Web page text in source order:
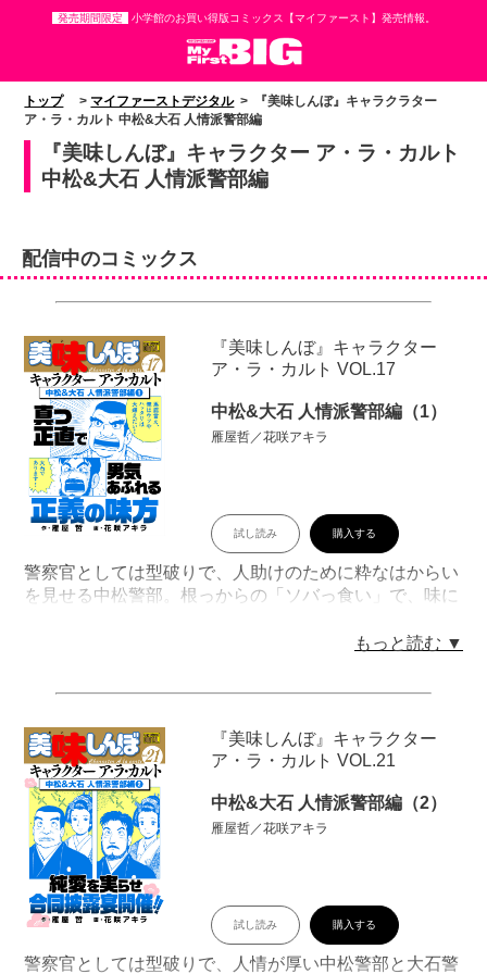
発売期間限定 小学館のお買い得版コミックス【マイファースト】発売情報。
トップ> マイファーストデジタル> 『美味しんぼ』キャラクラター
ア・ラ・カルト 中松&大石 人情派警部編
『美味しんぼ』キャラクター ア・ラ・カルト
中松&大石 人情派警部編
配信中のコミックス
『美味しんぼ』キャラクター
ア・ラ・カルト VOL.17
中松&大石 人情派警部編（1）
雁屋哲／花咲アキラ
試し読み 購入する
警察官としては型破りで、人助けのために粋なはからい
を見せる中松警部。根っからの「ソバっ食い」で、味に
ある大石警部と揃って恋に不器用、みつ豆とトコロテン
目次
「第１話：そばツユの深味」「第２話：炭火の魔力」
「第３話：スパイスの秘密」「第４話：氷菓と恋」「第
5話：最高の肉」「第6話：カンテンと恋」「第7話：真
夏のソバ」「第8話：疑問を抱く心」
もっと読む ▼
『美味しんぼ』キャラクター
ア・ラ・カルト VOL.21
中松&大石 人情派警部編（2）
雁屋哲／花咲アキラ
試し読み 購入する
警察官としては型破りで、人情が厚い中松警部と大石警